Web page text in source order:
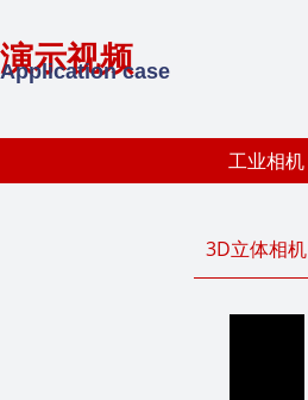
演示视频
Application case
工业相机
3D立体相机